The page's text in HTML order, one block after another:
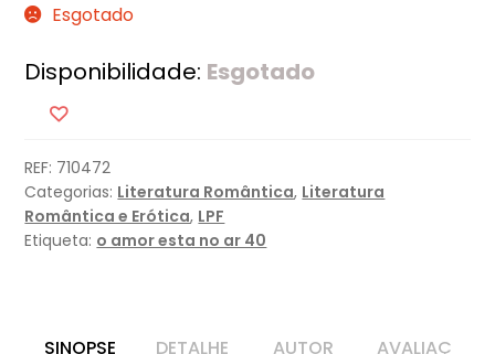
Esgotado
Disponibilidade: Esgotado
REF: 710472
Categorias: Literatura Romântica, Literatura
Romântica e Erótica, LPF
Etiqueta: o amor esta no ar 40
SINOPSE
DETALHE
AUTOR
AVALIAÇ